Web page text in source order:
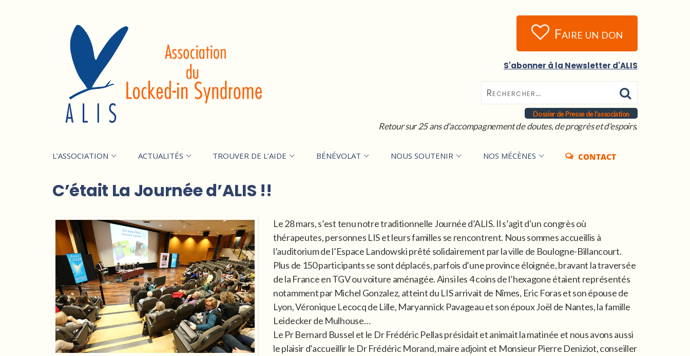
Faire un don
S'abonner à la Newsletter d'ALIS
Dossier de Presse de l'association
Retour sur 25 ans d'accompagnement de doutes, de progrès et d'espoirs.
L’ASSOCIATION ACTUALITÉS TROUVER DE L’AIDE BÉNÉVOLAT NOUS SOUTENIR NOS MÉCÈNES CONTACT
C’était La Journée d’ALIS !!
Le 28 mars, s’est tenu notre traditionnelle Journée d’ALIS. Il s’agit d’un congrès où
thérapeutes, personnes LIS et leurs familles se rencontrent. Nous sommes accueillis à
l’auditorium de l’Espace Landowski prêté solidairement par la ville de Boulogne-Billancourt.
Plus de 150 participants se sont déplacés, parfois d’une province éloignée, bravant la traversée
de la France en TGV ou voiture aménagée. Ainsi les 4 coins de l’hexagone étaient représentés
notamment par Michel Gonzalez, atteint du LIS arrivait de Nîmes, Eric Foras et son épouse de
Lyon, Véronique Lecocq de Lille, Maryannick Pavageau et son époux Joël de Nantes, la famille
Leidecker de Mulhouse…
Le Pr Bernard Bussel et le Dr Frédéric Pellas présidait et animait la matinée et nous avons aussi
le plaisir d’accueillir le Dr Frédéric Morand, maire adjoint et Monsieur Pierre Deniziot, conseiller